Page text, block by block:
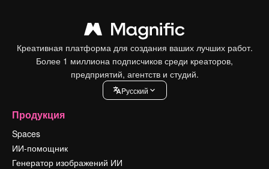
Креативная платформа для создания ваших лучших работ.
Более 1 миллиона подписчиков среди креаторов,
предприятий, агентств и студий.
Pусский
Продукция
Spaces
ИИ-помощник
Генератор изображений ИИ